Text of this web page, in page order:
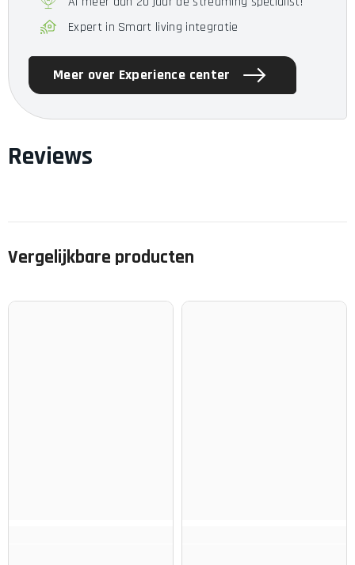
afgestemd op je voorkeuren op basis van 40 miljoen
parameters.Expert in Smart living integratie
Meer over Experience center
Reviews
Vergelijkbare producten